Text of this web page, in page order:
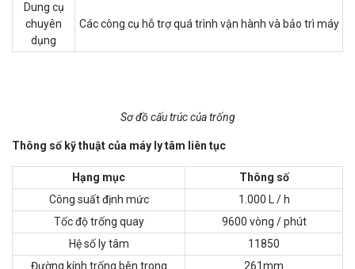
Dung cụ
chuyên
dụng
Các công cụ hỗ trợ quá trình vận hành và bảo trì máy
Sơ đồ cấu trúc của trống
Thông số kỹ thuật của máy ly tâm liên tục
Hạng mục
Thông số
Công suất định mức
1.000 L / h
Tốc độ trống quay
9600 vòng / phút
Hệ số ly tâm
11850
Đường kính trống bên trong
261mm